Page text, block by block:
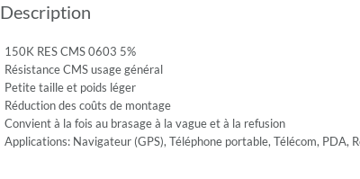
150V
Description
150K RES CMS 0603 5%
Résistance CMS usage général
Petite taille et poids léger
Réduction des coûts de montage
Convient à la fois au brasage à la vague et à la refusion
Applications: Navigateur (GPS), Téléphone portable, Télécom, PDA,